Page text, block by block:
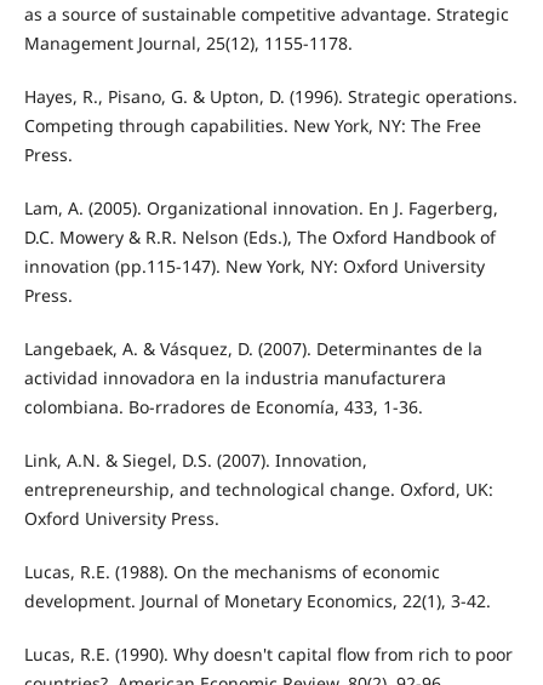
as a source of sustainable competitive advantage. Strategic
Management Journal, 25(12), 1155-1178.
Hayes, R., Pisano, G. & Upton, D. (1996). Strategic operations.
Competing through capabilities. New York, NY: The Free
Press.
Lam, A. (2005). Organizational innovation. En J. Fagerberg,
D.C. Mowery & R.R. Nelson (Eds.), The Oxford Handbook of
innovation (pp.115-147). New York, NY: Oxford University
Press.
Langebaek, A. & Vásquez, D. (2007). Determinantes de la
actividad innovadora en la industria manufacturera
colombiana. Bo-rradores de Economía, 433, 1-36.
Link, A.N. & Siegel, D.S. (2007). Innovation,
entrepreneurship, and technological change. Oxford, UK:
Oxford University Press.
Lucas, R.E. (1988). On the mechanisms of economic
development. Journal of Monetary Economics, 22(1), 3-42.
Lucas, R.E. (1990). Why doesn't capital flow from rich to poor